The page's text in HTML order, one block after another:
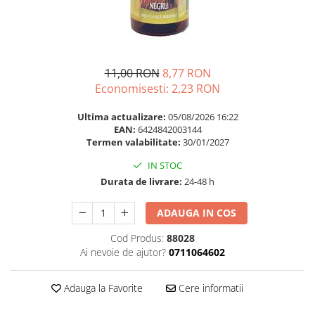
Probiotice si prebiotice
Supliment Complexe
Supliment Vitamina B
Balsam masca si tratament
11,00 RON 8,77 RON
Economisesti: 2,23 RON
Ultima actualizare: 05/08/2026 16:22
EAN: 6424842003144
Termen valabilitate: 30/01/2027
IN STOC
Durata de livrare: 24-48 h
ADAUGA IN COS
Cod Produs: 88028
Ai nevoie de ajutor? 0711064602
Adauga la Favorite Cere informatii